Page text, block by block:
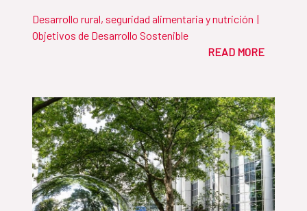
Desarrollo rural, seguridad alimentaria y nutrición |
Objetivos de Desarrollo Sostenible
READ MORE